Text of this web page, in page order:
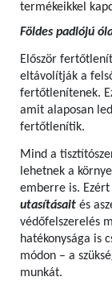
termékeikkel
Földes padlójú
Először
eltávolítják a
fertőtlenítenek.
amit alaposan
fertőtlenítik.
Mind a
lehetnek a
emberre is.
utasításait és
védőfelszerelés
hatékonysága is
módon – a
munkát.